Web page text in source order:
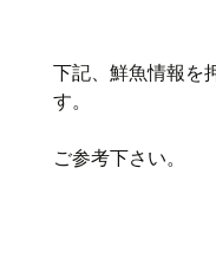
下記、鮮魚情報を
す。
ご参考下さい。